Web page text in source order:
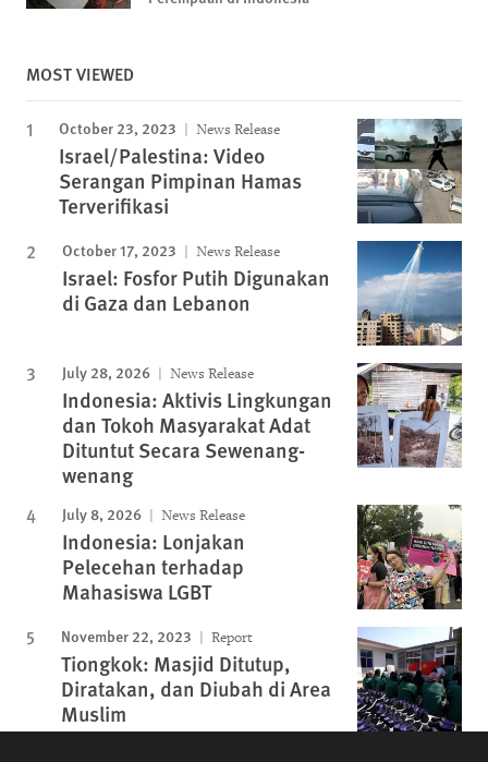
MOST VIEWED
October 23, 2023 News Release
Israel/Palestina: Video
Serangan Pimpinan Hamas
Terverifikasi
October 17, 2023 News Release
Israel: Fosfor Putih Digunakan
di Gaza dan Lebanon
July 28, 2026 News Release
Indonesia: Aktivis Lingkungan
dan Tokoh Masyarakat Adat
Dituntut Secara Sewenang-
wenang
July 8, 2026 News Release
Indonesia: Lonjakan
Pelecehan terhadap
Mahasiswa LGBT
November 22, 2023 Report
Tiongkok: Masjid Ditutup,
Diratakan, dan Diubah di Area
Muslim